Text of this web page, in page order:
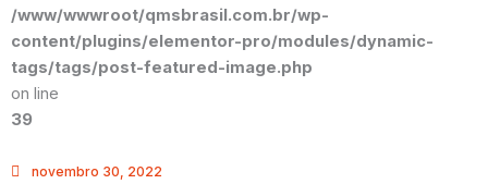
/www/wwwroot/qmsbrasil.com.br/wp-
content/plugins/elementor-pro/modules/dynamic-
tags/tags/post-featured-image.php
on line
39
novembro 30, 2022